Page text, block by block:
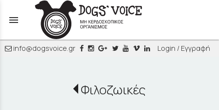
menu
info@dogsvoice.gr Login / Εγγραφή
Φιλοζωικές